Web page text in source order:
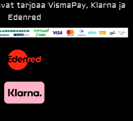
tarjoaa VismaPay, Klarna ja
Edenred